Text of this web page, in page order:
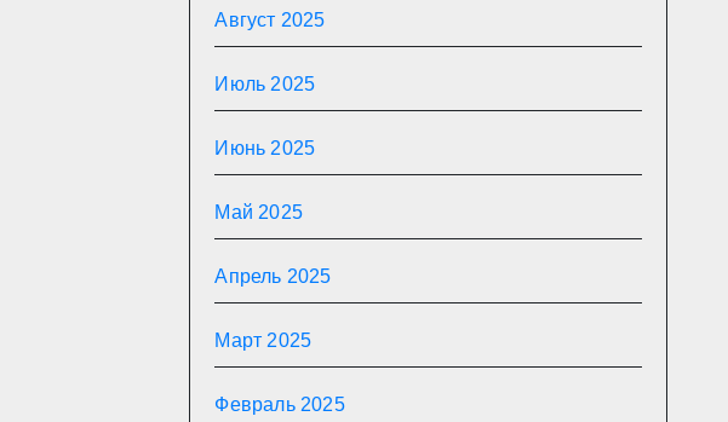
Август 2025
Июль 2025
Июнь 2025
Май 2025
Апрель 2025
Март 2025
Февраль 2025